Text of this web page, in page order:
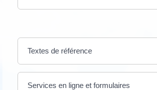
Textes de référence
Services en ligne et formulaires